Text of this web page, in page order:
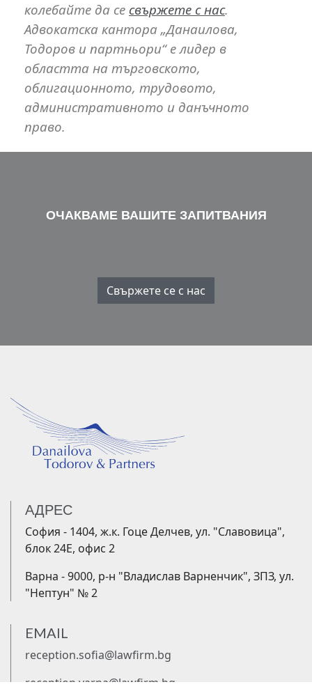
колебайте да се свържете с нас.
Адвокатска кантора „Данаилова,
Тодоров и партньори“ е лидер в
областта на търговското,
облигационното, трудовото,
административното и данъчното
право.
ОЧАКВАМЕ ВАШИТЕ ЗАПИТВАНИЯ
Свържете се с нас
АДРЕС
София - 1404, ж.к. Гоце Делчев, ул. "Славовица",
блок 24Е, офис 2
Варна - 9000, р-н "Владислав Варненчик", ЗПЗ, ул.
"Нептун" № 2
EMAIL
reception.sofia@lawfirm.bg
reception.varna@lawfirm.bg